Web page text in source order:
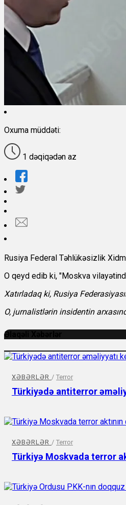
Oxuma müddəti:
1 dəqiqədən az
Rusiya Federal Təhlükəsizlik
O qeyd edib ki, "Moskva
Xatırladaq ki, Rusiya
O, jurnalistlərin insidentin
Əlaqəli Xəbərlər
XƏBƏRLƏR / Terror
Türkiyədə antiterror
XƏBƏRLƏR / Terror
Türkiyə Moskvada terror